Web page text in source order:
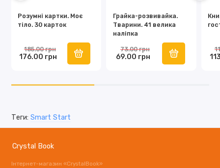
Розумні картки. Моє
тіло. 30 карток
176.00 грн
185.00 грн
Грайка-розвивайка.
Тварини. 41 велика
наліпка
69.00 грн
73.00 грн
Теги: Smart Start
Crystal Book
Інтернет-магазин «CrystalBook»